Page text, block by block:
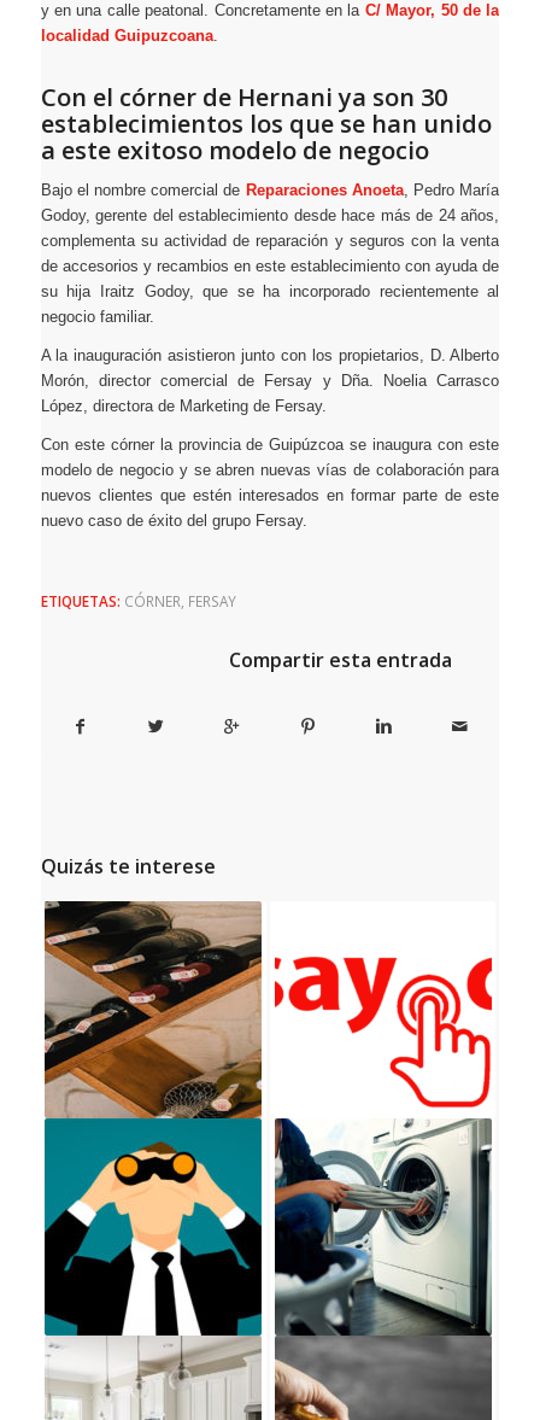
y en una calle peatonal. Concretamente en la C/ Mayor, 50 de la
localidad Guipuzcoana.
Con el córner de Hernani ya son 30
establecimientos los que se han unido
a este exitoso modelo de negocio
Bajo el nombre comercial de Reparaciones Anoeta, Pedro María
Godoy, gerente del establecimiento desde hace más de 24 años,
complementa su actividad de reparación y seguros con la venta
de accesorios y recambios en este establecimiento con ayuda de
su hija Iraitz Godoy, que se ha incorporado recientemente al
negocio familiar.
A la inauguración asistieron junto con los propietarios, D. Alberto
Morón, director comercial de Fersay y Dña. Noelia Carrasco
López, directora de Marketing de Fersay.
Con este córner la provincia de Guipúzcoa se inaugura con este
modelo de negocio y se abren nuevas vías de colaboración para
nuevos clientes que estén interesados en formar parte de este
nuevo caso de éxito del grupo Fersay.
ETIQUETAS: CÓRNER, FERSAY
Compartir esta entrada
Quizás te interese